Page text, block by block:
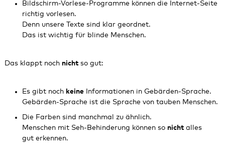
Bildschirm-Vorlese-Programme können die Internet‑Seite
richtig vorlesen.
Denn unsere Texte sind klar geordnet.
Das ist wichtig für blinde Menschen.
Das klappt noch nicht so gut:
Es gibt noch keineInformationen in Gebärden‑Sprache.
Gebärden‑Sprache ist die Sprache von tauben Menschen.
Die Farben sind manchmal zu ähnlich.
Menschen mit Seh‑Behinderung können so nicht alles
gut erkennen.